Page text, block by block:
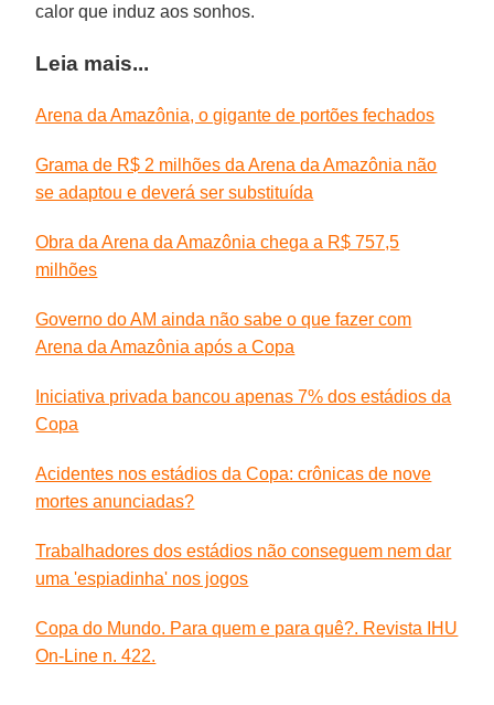
calor que induz aos sonhos.
Leia mais...
Arena da Amazônia, o gigante de portões fechados
Grama de R$ 2 milhões da Arena da Amazônia não
se adaptou e deverá ser substituída
Obra da Arena da Amazônia chega a R$ 757,5
milhões
Governo do AM ainda não sabe o que fazer com
Arena da Amazônia após a Copa
Iniciativa privada bancou apenas 7% dos estádios da
Copa
Acidentes nos estádios da Copa: crônicas de nove
mortes anunciadas?
Trabalhadores dos estádios não conseguem nem dar
uma 'espiadinha' nos jogos
Copa do Mundo. Para quem e para quê?. Revista IHU
On-Line n. 422.